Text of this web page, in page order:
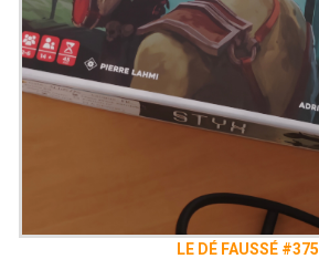
LE DÉ FAUSSÉ #375